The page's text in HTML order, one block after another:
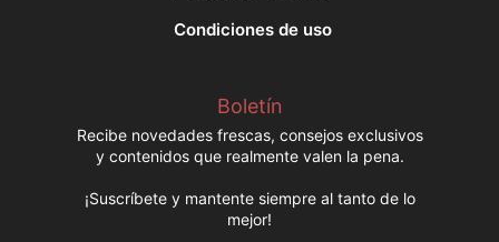
Condiciones de uso
Boletín
Recibe novedades frescas, consejos exclusivos
y contenidos que realmente valen la pena.
¡Suscríbete y mantente siempre al tanto de lo
mejor!